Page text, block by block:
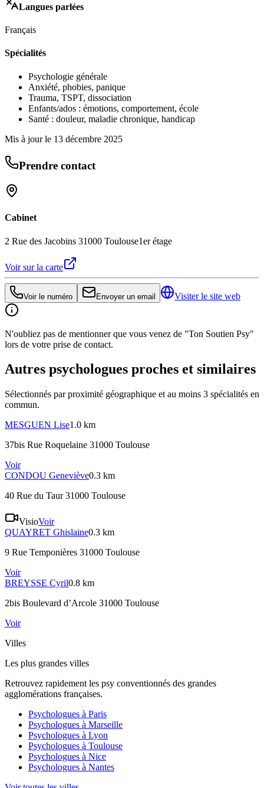
Langues parlées
Français
Spécialités
Psychologie générale
Anxiété, phobies, panique
Trauma, TSPT, dissociation
Enfants/ados : émotions, comportement, école
Santé : douleur, maladie chronique, handicap
Mis à jour le 13 décembre 2025
Prendre contact
Cabinet
2 Rue des Jacobins 31000 Toulouse1er étage
Voir sur la carte
Voir le numéro Envoyer un email Visiter le site web
N'oubliez pas de mentionner que vous venez de "Ton Soutien Psy"
lors de votre prise de contact.
Autres psychologues proches et similaires
Sélectionnés par proximité géographique et au moins 3 spécialités en
commun.
MESGUEN Lise1.0 km
37bis Rue Roquelaine 31000 Toulouse
Voir
CONDOU Geneviève0.3 km
40 Rue du Taur 31000 Toulouse
VisioVoir
QUAYRET Ghislaine0.3 km
9 Rue Temponières 31000 Toulouse
Voir
BREYSSE Cyril0.8 km
2bis Boulevard d’Arcole 31000 Toulouse
Voir
Villes
Les plus grandes villes
Retrouvez rapidement les psy conventionnés des grandes
agglomérations françaises.
Psychologues à Paris
Psychologues à Marseille
Psychologues à Lyon
Psychologues à Toulouse
Psychologues à Nice
Psychologues à Nantes